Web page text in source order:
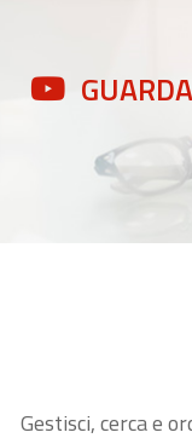
Gestisci, cerca e